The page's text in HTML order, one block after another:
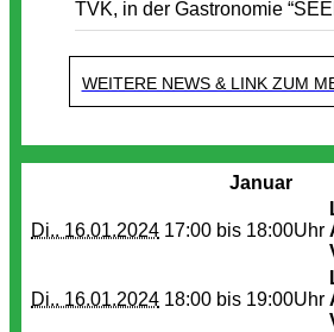
TVK, in der Gastronomie
WEITERE NEWS & LINK ZUM
Januar
Di.. 16.01.2024 17:00 bis 18:00Uhr
Di.. 16.01.2024 18:00 bis 19:00Uhr